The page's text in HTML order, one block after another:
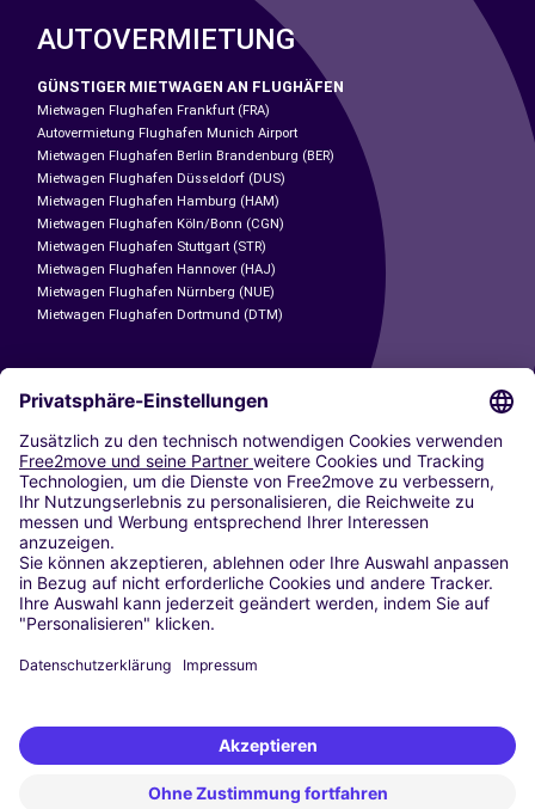
AUTOVERMIETUNG
GÜNSTIGER MIETWAGEN AN FLUGHÄFEN
Mietwagen Flughafen Frankfurt (FRA)
Autovermietung Flughafen Munich Airport
Mietwagen Flughafen Berlin Brandenburg (BER)
Mietwagen Flughafen Düsseldorf (DUS)
Mietwagen Flughafen Hamburg (HAM)
Mietwagen Flughafen Köln/Bonn (CGN)
Mietwagen Flughafen Stuttgart (STR)
Mietwagen Flughafen Hannover (HAJ)
Mietwagen Flughafen Nürnberg (NUE)
Mietwagen Flughafen Dortmund (DTM)
CARSHARING
UNSERE STÄDTE
Paris
Madrid
Washington DC
Mailand
Rom
Turin
Wien
Berlin
Düsseldorf